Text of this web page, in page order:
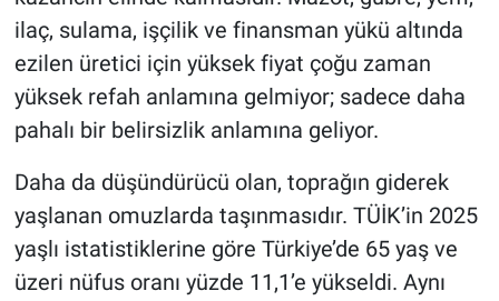
ilaç, sulama, işçilik ve finansman yükü altında
ezilen üretici için yüksek fiyat çoğu zaman
yüksek refah anlamına gelmiyor; sadece daha
pahalı bir belirsizlik anlamına geliyor.
Daha da düşündürücü olan, toprağın giderek
yaşlanan omuzlarda taşınmasıdır. TÜİK’in 2025
yaşlı istatistiklerine göre Türkiye’de 65 yaş ve
üzeri nüfus oranı yüzde 11,1’e yükseldi. Aynı